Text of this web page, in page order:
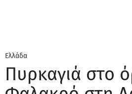
Ελλάδα
Πυρκαγιά στο